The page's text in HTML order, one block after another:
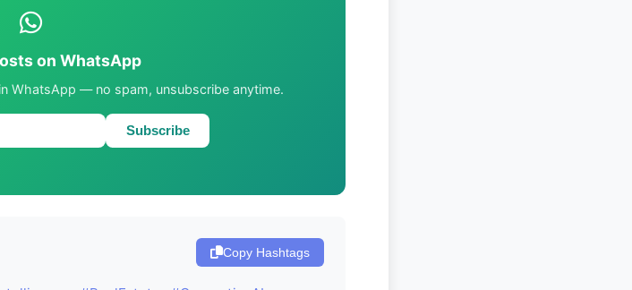
on WhatsApp
WhatsApp — no spam, unsubscribe anytime.
Subscribe
Copy Hashtags